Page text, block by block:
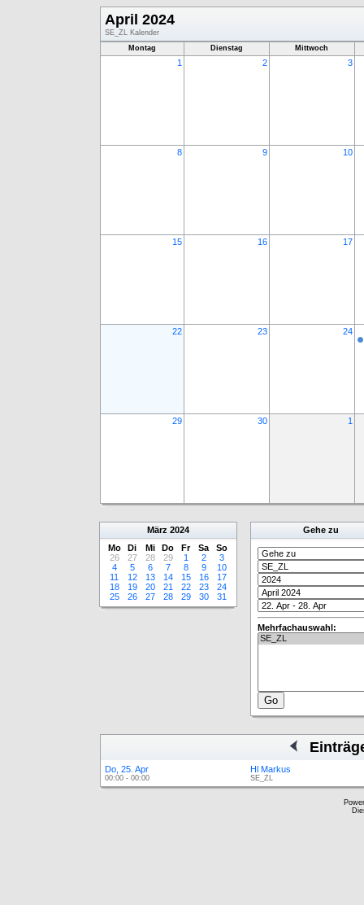
April 2024
SE_ZL Kalender
Montag
Dienstag Mittwoch
1 2 3
8 9 10
15 16 17
22 23 24
29 30 1
März 2024
Mo
Di Mi Do Fr Sa
So
26
27 28 29 1 2
3
4
5 6 7 8 9
10
11
12 13 14 15 16
17
18
19 20 21 22 23
24
25
26 27 28 29 30 31
Gehe zu
Mehrfachauswahl:
Do, 25. Apr
00:00 - 00:00
Hl Markus
SE_ZL